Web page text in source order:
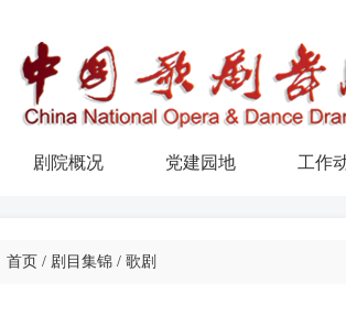
剧院概况 党建园地 工作
首页 / 剧目集锦 / 歌剧